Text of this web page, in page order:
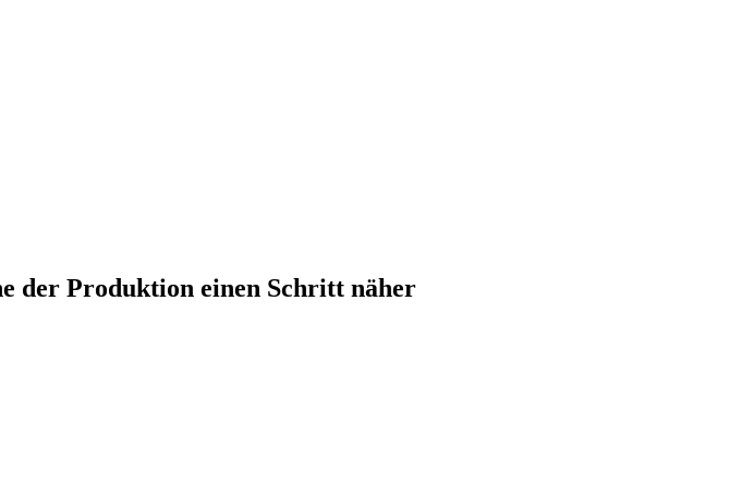
der Produktion einen Schritt näher